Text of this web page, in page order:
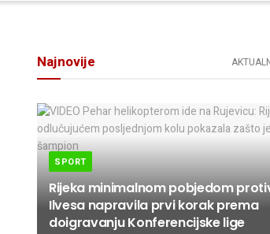
Najnovije
SPORT
Rijeka minimalnom pobjedom
Ilvesa napravila prvi korak prema
doigravanju Konferencijske lige